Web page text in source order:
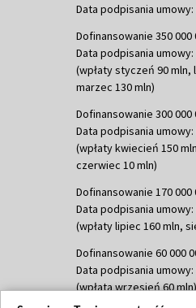
Data podpisania umowy:
Dofinansowanie 350 000
Data podpisania umowy:
(wpłaty styczeń 90 mln,
marzec 130 mln)
Dofinansowanie 300 000
Data podpisania umowy:
(wpłaty kwiecień 150
czerwiec 10 mln)
Dofinansowanie 170 000
Data podpisania umowy:
(wpłaty lipiec 160 mln,
Dofinansowanie 60 000
Data podpisania umowy:
(wpłata wrzesień 60 mln)